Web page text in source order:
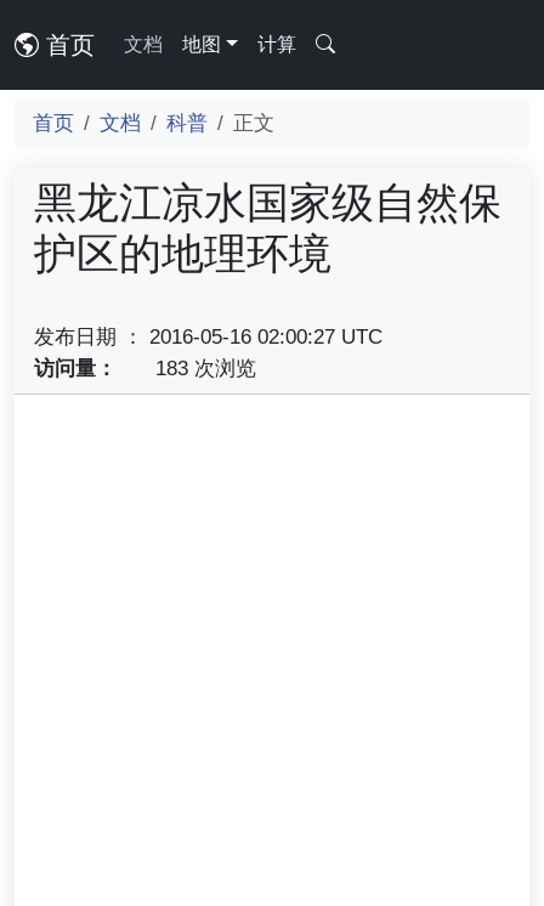
首页 文档 地图 计算
首页 文档 科普 正文
黑龙江凉水国家级自然保
护区的地理环境
发布日期 ： 2016-05-16 02:00:27 UTC
访问量：
183 次浏览